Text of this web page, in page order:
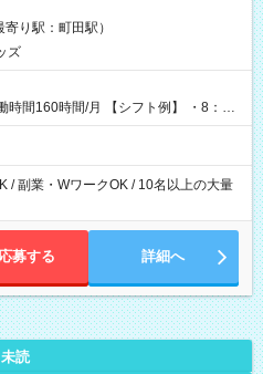
り駅：町田駅）
ズ
【シフト例】 ・8：00
/ 副業・WワークOK / 10名以上の大量
応募する 詳細へ
未読